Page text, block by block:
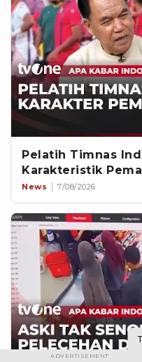
Pelatih Timnas
Karakteristik
News 7/08/2026
ADVERTISEMENT